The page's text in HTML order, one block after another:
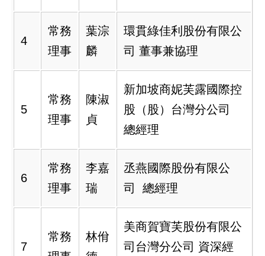
4
常務
理事
葉淙
麟
環貫綠佳利股份有限公
司 董事兼協理
5
常務
理事
陳淑
貞
新加坡商妮芙露國際控
股（股）台灣分公司
總經理
6
常務
理事
李嘉
瑞
丞燕國際股份有限公
司 總經理
7
常務
林佾
美商賀寶芙股份有限公
司台灣分公司 資深經